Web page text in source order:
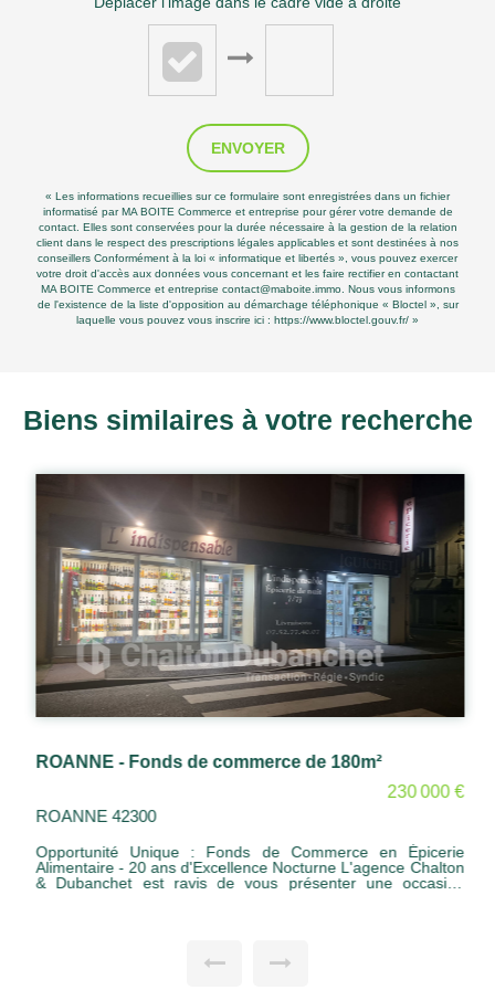
ENVOYER
« Les informations recueillies sur ce formulaire sont enregistrées dans un fichier
informatisé par MA BOITE Commerce et entreprise pour gérer votre demande de
contact. Elles sont conservées pour la durée nécessaire à la gestion de la relation
client dans le respect des prescriptions légales applicables et sont destinées à nos
conseillers Conformément à la loi « informatique et libertés », vous pouvez exercer
votre droit d'accès aux données vous concernant et les faire rectifier en contactant
MA BOITE Commerce et entreprise contact@maboite.immo. Nous vous informons
de l'existence de la liste d'opposition au démarchage téléphonique « Bloctel », sur
laquelle vous pouvez vous inscrire ici : https://www.bloctel.gouv.fr/ »
Biens similaires à votre recherche
ROANNE - Fonds de commerce de 180m²
230 000 €
ROANNE 42300
Opportunité Unique : Fonds de Commerce en Épicerie
Alimentaire - 20 ans d'Excellence Nocturne L'agence Chalton
& Dubanchet est ravis de vous présenter une occasion
générant un très bon chiffre d'affaires. Caractéristiques Clés